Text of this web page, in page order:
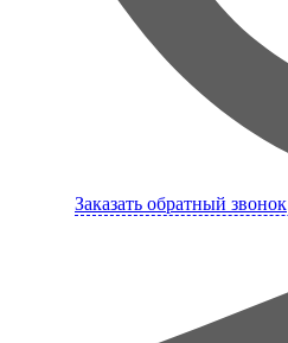
Заказать обратный звонок